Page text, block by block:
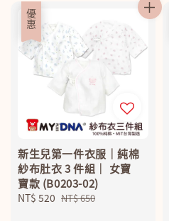
優惠
新生兒第一件衣服｜純棉
紗布肚衣 3 件組｜ 女寶
寶款 (B0203-02)
Sale
NT$ 520 Regular
NT$ 650